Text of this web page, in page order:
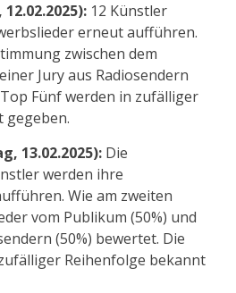
12 Künstler
erneut aufführen.
zwischen dem
Jury aus Radiosendern
Fünf werden in zufälliger
gegeben.
13.02.2025): Die
werden ihre
Wie am zweiten
vom Publikum (50%) und
(50%) bewertet. Die
Reihenfolge bekannt